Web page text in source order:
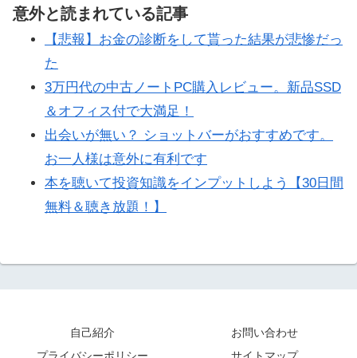
意外と読まれている記事
【悲報】お金の診断をして貰った結果が悲惨だっ
た
3万円代の中古ノートPC購入レビュー。新品SSD
＆オフィス付で大満足！
出会いが無い？ ショットバーがおすすめです。
お一人様は意外に有利です
本を聴いて投資知識をインプットしよう【30日間
無料＆聴き放題！】
自己紹介
お問い合わせ